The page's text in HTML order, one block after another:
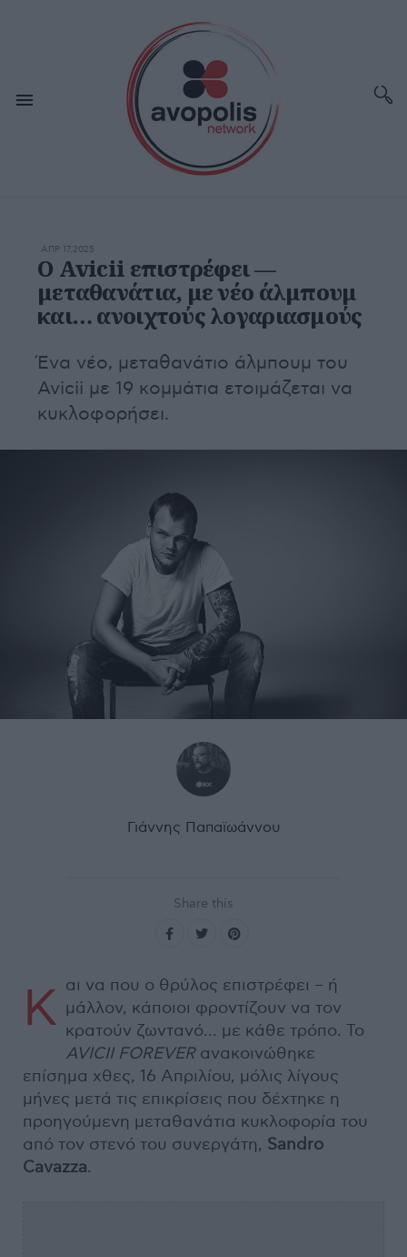
ΑΠΡ 17,2025
Ο Avicii επιστρέφει —
μεταθανάτια, με νέο άλμπουμ
και… ανοιχτούς λογαριασμούς
Ένα νέο, μεταθανάτιο άλμπουμ του
Avicii με 19 κομμάτια ετοιμάζεται να
κυκλοφορήσει.
Γιάννης Παπαϊωάννου
Share this
Κ αι να που ο θρύλος επιστρέφει – ή
μάλλον, κάποιοι φροντίζουν να τον
κρατούν ζωντανό… με κάθε τρόπο. Το
AVICII FOREVERανακοινώθηκε
επίσημα χθες, 16 Απριλίου, μόλις λίγους
μήνες μετά τις επικρίσεις που δέχτηκε η
προηγούμενη μεταθανάτια κυκλοφορία του
από τον στενό του συνεργάτη, Sandro
Cavazza.